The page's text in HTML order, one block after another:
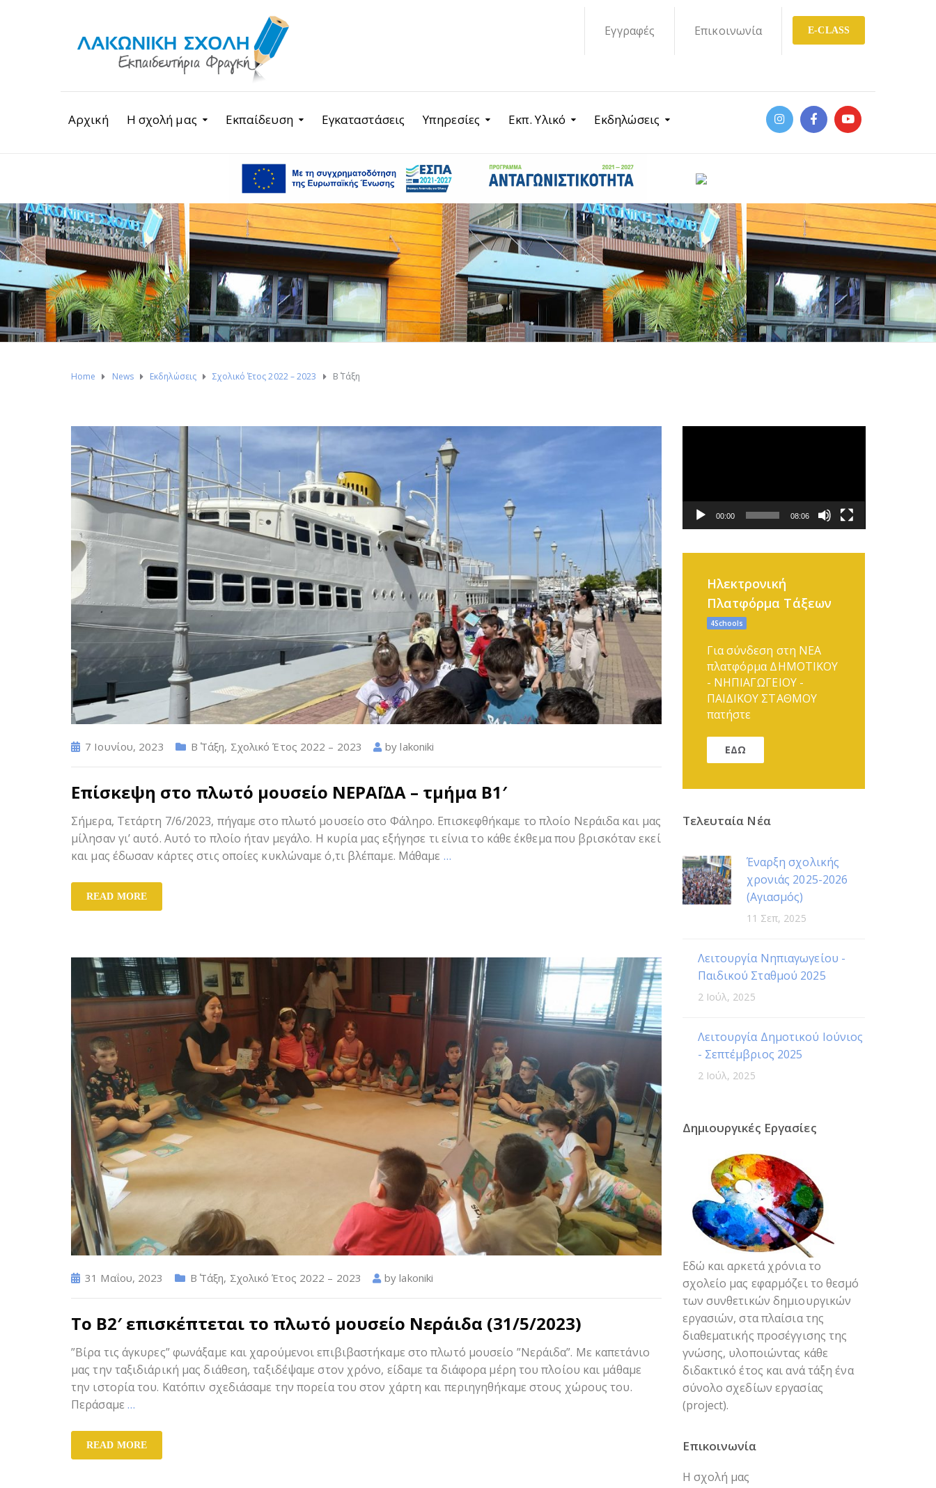
E-CLASS
Εγγραφές Επικοινωνία
Αρχική Η σχολή μας Εκπαίδευση Εγκαταστάσεις Υπηρεσίες Εκπ. Υλικό Εκδηλώσεις
Home News Εκδηλώσεις Σχολικό Έτος 2022 – 2023 Β΄ Τάξη
7 Ιουνίου, 2023 Β΄ Τάξη, Σχολικό Έτος 2022 – 2023 bylakoniki
Επίσκεψη στο πλωτό μουσείο ΝΕΡΑΪΔΑ – τμήμα Β1′
Σήμερα, Τετάρτη 7/6/2023, πήγαμε στο πλωτό μουσείο στο Φάληρο. Επισκεφθήκαμε το πλοίο Νεράιδα και μας
μίλησαν γι’ αυτό. Αυτό το πλοίο ήταν μεγάλο. Η κυρία μας εξήγησε τι είνια το κάθε έκθεμα που βρισκόταν εκεί
και μας έδωσαν κάρτες στις οποίες κυκλώναμε ό,τι βλέπαμε. Μάθαμε …
READ MORE
31 Μαΐου, 2023 Β΄ Τάξη, Σχολικό Έτος 2022 – 2023 bylakoniki
Το Β2′ επισκέπτεται το πλωτό μουσείο Νεράιδα (31/5/2023)
”Βίρα τις άγκυρες” φωνάξαμε και χαρούμενοι επιβιβαστήκαμε στο πλωτό μουσείο ”Νεράιδα”. Με καπετάνιο
μας την ταξιδιάρική μας διάθεση, ταξιδέψαμε στον χρόνο, είδαμε τα διάφορα μέρη του πλοίου και μάθαμε
την ιστορία του. Κατόπιν σχεδιάσαμε την πορεία του στον χάρτη και περιηγηθήκαμε στους χώρους του.
Περάσαμε …
READ MORE
00:00 08:06
Ηλεκτρονική
Πλατφόρμα Τάξεων
4Schools
Για σύνδεση στη ΝΕΑ
πλατφόρμα ΔΗΜΟΤΙΚΟΥ
- ΝΗΠΙΑΓΩΓΕΙΟΥ -
ΠΑΙΔΙΚΟΥ ΣΤΑΘΜΟΥ
πατήστε
ΕΔΩ
Τελευταία Νέα
Έναρξη σχολικής
χρονιάς 2025-2026
(Αγιασμός)
11 Σεπ, 2025
Λειτουργία Νηπιαγωγείου -
Παιδικού Σταθμού 2025
2 Ιούλ, 2025
Λειτουργία Δημοτικού Ιούνιος
- Σεπτέμβριος 2025
2 Ιούλ, 2025
Δημιουργικές Εργασίες
Εδώ και αρκετά χρόνια το
σχολείο μας εφαρμόζει το θεσμό
των συνθετικών δημιουργικών
εργασιών, στα πλαίσια της
διαθεματικής προσέγγισης της
γνώσης, υλοποιώντας κάθε
διδακτικό έτος και ανά τάξη ένα
σύνολο σχεδίων εργασίας
(project).
Επικοινωνία
Η σχολή μας